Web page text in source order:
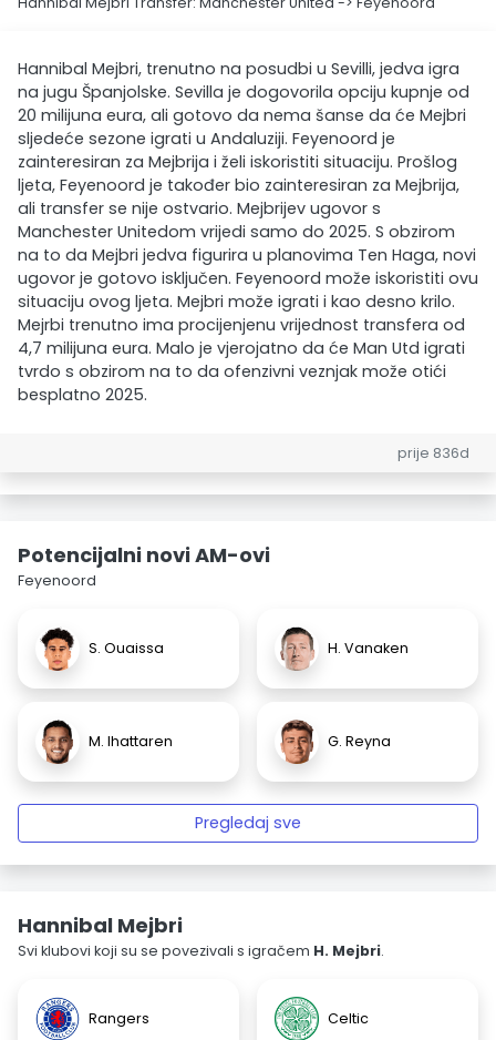
Hannibal Mejbri, trenutno na posudbi u Sevilli, jedva igra
na jugu Španjolske. Sevilla je dogovorila opciju kupnje od
20 milijuna eura, ali gotovo da nema šanse da će Mejbri
sljedeće sezone igrati u Andaluziji. Feyenoord je
zainteresiran za Mejbrija i želi iskoristiti situaciju. Prošlog
ljeta, Feyenoord je također bio zainteresiran za Mejbrija,
ali transfer se nije ostvario. Mejbrijev ugovor s
Manchester Unitedom vrijedi samo do 2025. S obzirom
na to da Mejbri jedva figurira u planovima Ten Haga, novi
ugovor je gotovo isključen. Feyenoord može iskoristiti ovu
situaciju ovog ljeta. Mejbri može igrati i kao desno krilo.
Mejrbi trenutno ima procijenjenu vrijednost transfera od
4,7 milijuna eura. Malo je vjerojatno da će Man Utd igrati
tvrdo s obzirom na to da ofenzivni veznjak može otići
besplatno 2025.
prije 836d
Potencijalni novi AM-ovi
Feyenoord
S. Ouaissa H. Vanaken
M. Ihattaren G. Reyna
Pregledaj sve
Hannibal Mejbri
Svi klubovi koji su se povezivali s igračem H. Mejbri.
Rangers Celtic